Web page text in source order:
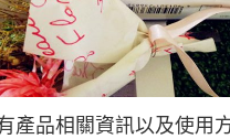
產品相關資訊以及使用